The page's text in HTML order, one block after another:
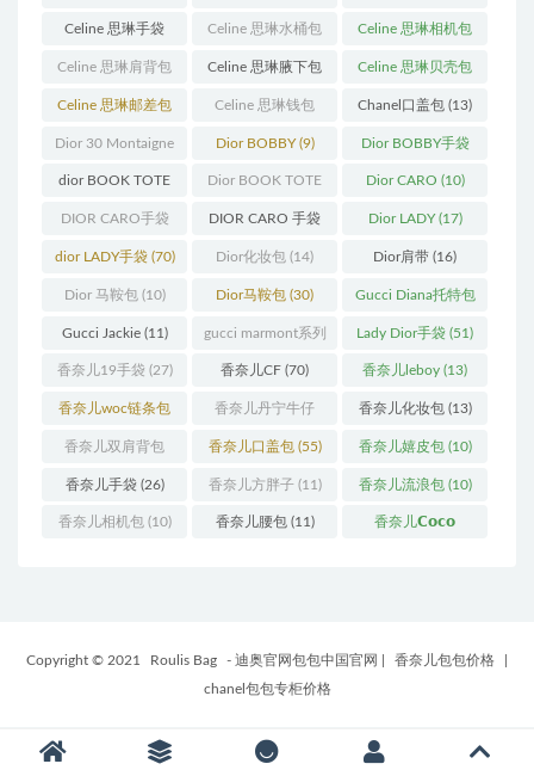
(23) (14) (18)
Celine 思琳手袋
(250)
Celine 思琳水桶包
(55)
Celine 思琳相机包
(11)
Celine 思琳肩背包
(12)
Celine 思琳腋下包
(10)
Celine 思琳贝壳包
(12)
Celine 思琳邮差包
(13)
Celine 思琳钱包
(10)
Chanel口盖包 (13)
Dior 30 Montaigne
蒙田(31)
Dior BOBBY(9) Dior BOBBY手袋
(26)
dior BOOK TOTE
(12)
Dior BOOK TOTE
手袋(163)
Dior CARO (10)
DIOR CARO手袋
(11)
DIOR CARO 手袋
(31)
Dior LADY(17)
dior LADY手袋(70) Dior化妆包 (14) Dior肩带 (16)
Dior 马鞍包(10) Dior马鞍包 (30) Gucci Diana托特包
(11)
Gucci Jackie(11) gucci marmont系列
(19)
Lady Dior手袋 (51)
香奈儿19手袋 (27) 香奈儿CF (70) 香奈儿leboy (13)
香奈儿woc链条包
(11)
香奈儿丹宁牛仔
(12)
香奈儿化妆包(13)
香奈儿双肩背包
(13)
香奈儿口盖包(55) 香奈儿嬉皮包(10)
香奈儿手袋(26) 香奈儿方胖子(11) 香奈儿流浪包(10)
香奈儿相机包(10) 香奈儿腰包(11) 香奈儿𝗖𝗼𝗰𝗼
Copyright © 2021 Roulis Bag - 迪奥官网包包中国官网 香奈儿包包价格
chanel包包专柜价格